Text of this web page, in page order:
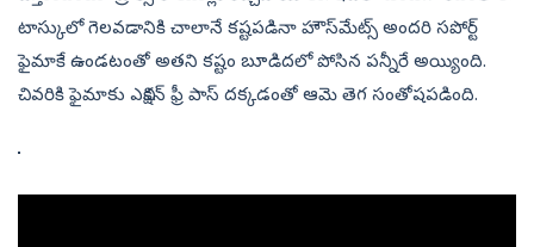
టాస్కులో గెలవడానికి చాలానే కష్టపడినా హౌస్‌మేట్స్‌ అందరి సపోర్ట్‌
ఫైమాకే ఉండటంతో అతని కష్టం బూడిదలో పోసిన పన్నీరే అయ్యింది.
చివరికి ఫైమాకు ఎవిక్షన్‌ ఫ్రీ పాస్‌ దక్కడంతో ఆమె తెగ సంతోషపడింది.